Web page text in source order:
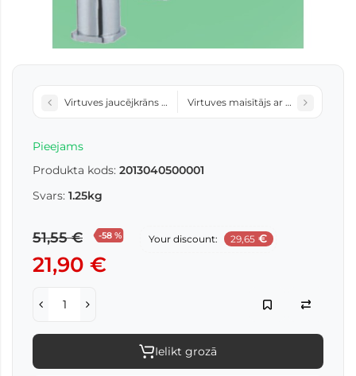
Virtuves jaucējkrāns A1104AVirtuves maisītājs ar kustīgu krāna
Pieejams
Produkta kods: 2013040500001
Svars: 1.25kg
51,55 € -58 % Your discount: 29,65 €
21,90 €
Ielikt grozā